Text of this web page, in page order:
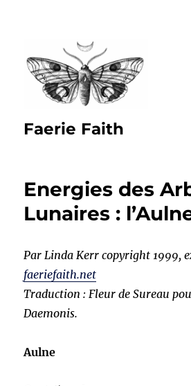
Faerie Faith
Energies des
Lunaires :
Par Linda Kerr copyright 1999,
faeriefaith.net
Traduction : Fleur de Sureau
Daemonis.
Aulne